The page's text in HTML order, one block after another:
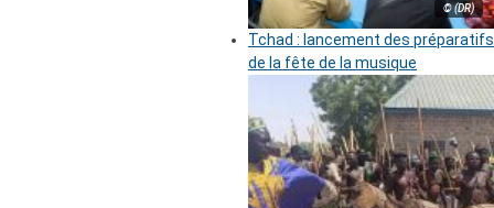
© (DR)
Tchad : lancement des préparatifs
de la fête de la musique